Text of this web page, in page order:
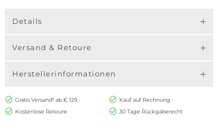
Details
Versand & Retoure
Herstellerinformationen
Gratis Versand* ab € 129,-
Kauf auf Rechnung
Kostenlose Retoure
30 Tage Rückgaberecht